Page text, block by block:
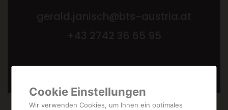
Cookie Einstellungen
Wir verwenden Cookies, um Ihnen ein optimales